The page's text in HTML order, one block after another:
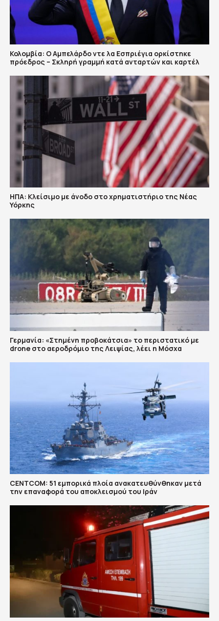
Κολομβία: Ο Αμπελάρδο ντε λα Εσπριέγια ορκίστηκε
πρόεδρος – Σκληρή γραμμή κατά ανταρτών και καρτέλ
ΗΠΑ: Κλείσιμο με άνοδο στο χρηματιστήριο της Νέας
Υόρκης
Γερμανία: «Στημένη προβοκάτσια» το περιστατικό με
drone στο αεροδρόμιο της Λειψίας, λέει η Μόσχα
CENTCOM: 51 εμπορικά πλοία ανακατευθύνθηκαν μετά
την επαναφορά του αποκλεισμού του Ιράν